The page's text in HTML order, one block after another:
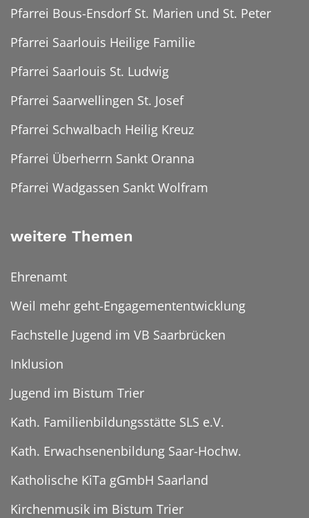
Pfarrei Bous-Ensdorf St. Marien und St. Peter
Pfarrei Saarlouis Heilige Familie
Pfarrei Saarlouis St. Ludwig
Pfarrei Saarwellingen St. Josef
Pfarrei Schwalbach Heilig Kreuz
Pfarrei Überherrn Sankt Oranna
Pfarrei Wadgassen Sankt Wolfram
weitere Themen
Ehrenamt
Weil mehr geht-Engagemententwicklung
Fachstelle Jugend im VB Saarbrücken
Inklusion
Jugend im Bistum Trier
Kath. Familienbildungsstätte SLS e.V.
Kath. Erwachsenenbildung Saar-Hochw.
Katholische KiTa gGmbH Saarland
Kirchenmusik im Bistum Trier